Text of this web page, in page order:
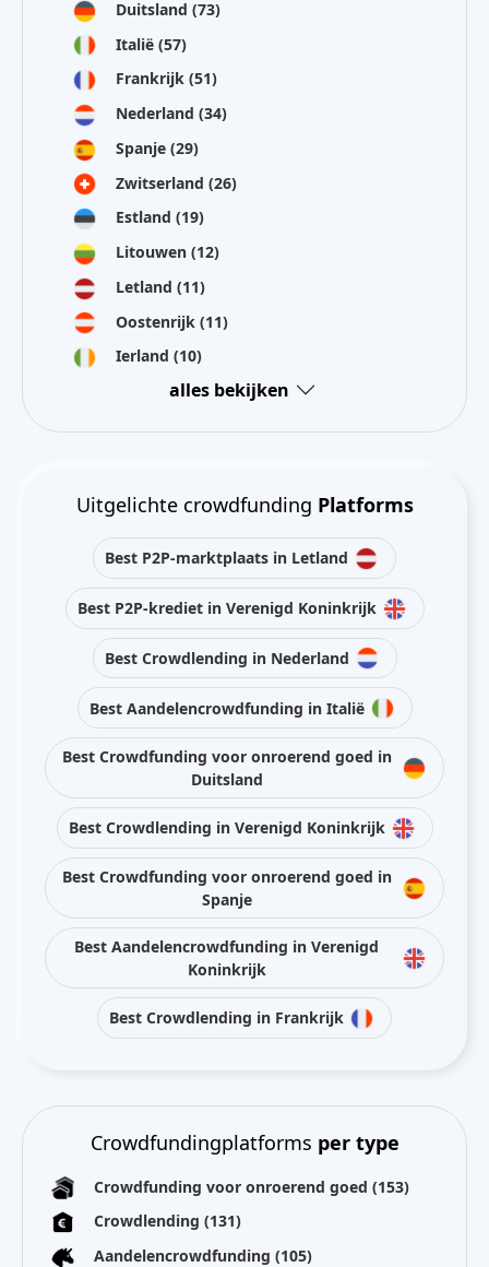
Duitsland (73)
Italië (57)
Frankrijk (51)
Nederland (34)
Spanje (29)
Zwitserland (26)
Estland (19)
Litouwen (12)
Letland (11)
Oostenrijk (11)
Ierland (10)
alles bekijken
Uitgelichte crowdfunding Platforms
Best P2P-marktplaats in Letland
Best P2P-krediet in Verenigd Koninkrijk
Best Crowdlending in Nederland
Best Aandelencrowdfunding in Italië
Best Crowdfunding voor onroerend goed in
Duitsland
Best Crowdlending in Verenigd Koninkrijk
Best Crowdfunding voor onroerend goed in
Spanje
Best Aandelencrowdfunding in Verenigd
Koninkrijk
Best Crowdlending in Frankrijk
Crowdfundingplatforms per type
Crowdfunding voor onroerend goed (153)
Crowdlending (131)
Aandelencrowdfunding (105)